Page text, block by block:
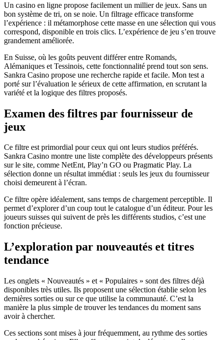
Un casino en ligne propose facilement un millier de jeux. Sans un
bon système de tri, on se noie. Un filtrage efficace transforme
l’expérience : il métamorphose cette masse en une sélection qui vous
correspond, disponible en trois clics. L’expérience de jeu s’en trouve
grandement améliorée.
En Suisse, où les goûts peuvent différer entre Romands,
Alémaniques et Tessinois, cette fonctionnalité prend tout son sens.
Sankra Casino propose une recherche rapide et facile. Mon test a
porté sur l’évaluation le sérieux de cette affirmation, en scrutant la
variété et la logique des filtres proposés.
Examen des filtres par fournisseur de
jeux
Ce filtre est primordial pour ceux qui ont leurs studios préférés.
Sankra Casino montre une liste complète des développeurs présents
sur le site, comme NetEnt, Play’n GO ou Pragmatic Play. La
sélection donne un résultat immédiat : seuls les jeux du fournisseur
choisi demeurent à l’écran.
Ce filtre opère idéalement, sans temps de chargement perceptible. Il
permet d’explorer d’un coup tout le catalogue d’un éditeur. Pour les
joueurs suisses qui suivent de près les différents studios, c’est une
fonction précieuse.
L’exploration par nouveautés et titres
tendance
Les onglets « Nouveautés » et « Populaires » sont des filtres déjà
disponibles très utiles. Ils proposent une sélection établie selon les
dernières sorties ou sur ce que utilise la communauté. C’est la
manière la plus simple de trouver les tendances du moment sans
avoir à chercher.
Ces sections sont mises à jour fréquemment, au rythme des sorties